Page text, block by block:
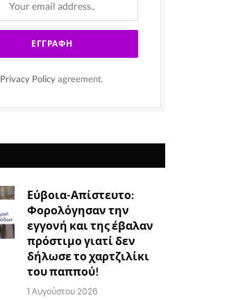
Privacy Policy agreement.
Εύβοια-Απίστευτο:
Φορολόγησαν την
εγγονή και της έβαλαν
πρόστιμο γιατί δεν
δήλωσε το χαρτζιλίκι
του παππού!
1 Αυγούστου 2026